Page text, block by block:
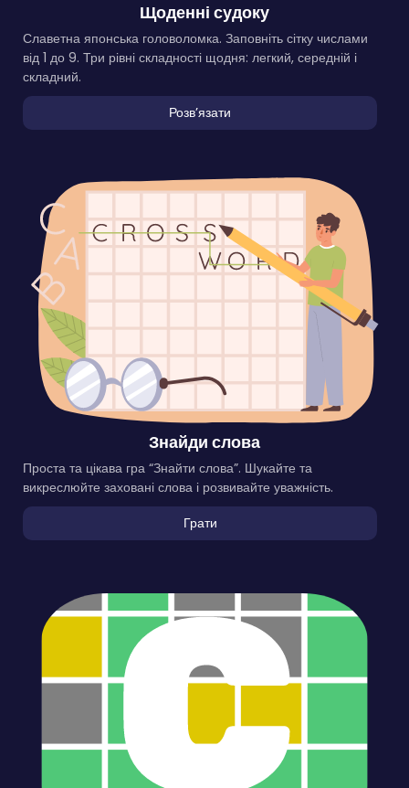
Щоденні судоку
Славетна японська головоломка. Заповніть сітку числами
від 1 до 9. Три рівні складності щодня: легкий, середній і
складний.
Розвʼязати
Знайди слова
Проста та цікава гра “Знайти слова”. Шукайте та
викреслюйте заховані слова і розвивайте уважність.
Грати